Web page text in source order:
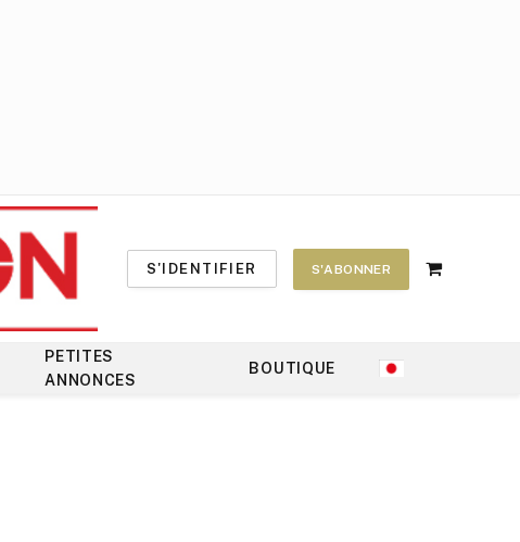
S'IDENTIFIER S'ABONNER
Shopping
PETITES
ANNONCES
BOUTIQUE